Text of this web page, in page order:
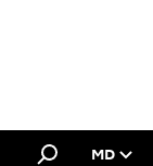
MD